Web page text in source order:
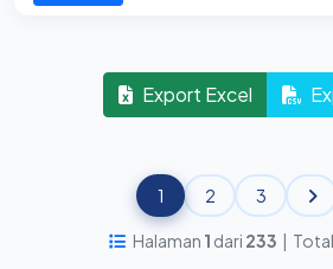
Export Excel
1 2 3
Halaman 1 dari 233 | Total